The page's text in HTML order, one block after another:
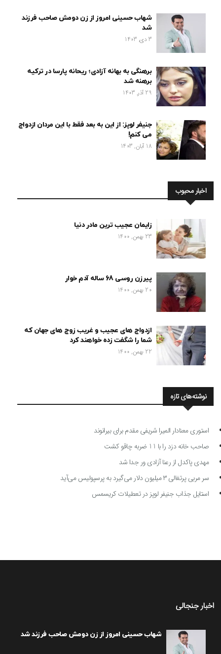
شهاب حسینی امروز از زن دومش صاحب فرزند
شد
3 دی, 1403
برهنگی به بهانه آزادی؛ ریحانه پارسا در ترکیه
برهنه شد
29 آذر, 1403
جنیفر لوپز: از این به بعد فقط با این مردان ازدواج
می کنم!
18 آبان, 1403
اخبار محبوب
زایمان عجیب ترین مادر دنیا
23 بهمن, 1400
پیرزن روسی 68 ساله آدم خوار
20 بهمن, 1400
ازدواج های عجیب و غریب زوج های جهان که
شما را شگفت زده خواهند کرد
22 بهمن, 1400
نوشته‌های تازه
استوری معنادار المیرا شریفی مقدم برای بیرانوند
صاحب خانه دزد را با 11 ضربه چاقو کشت
مهدی پاکدل از رعنا آزادی ور جدا شد
سر مربی پرتغالی ۳ میلیون دلار می‌گیرد به پرسپولیس می‌آید
استایل جذاب جنیفر لوپز در تعطیلات کریسمس
اخبار جنجالی
شهاب حسینی امروز از زن دومش صاحب فرزند شد